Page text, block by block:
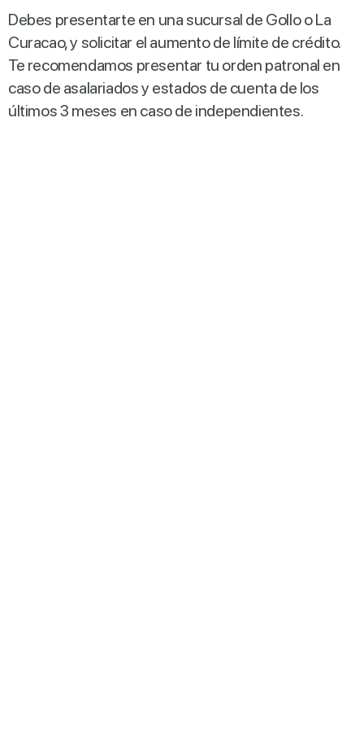
Debes presentarte en una sucursal de Gollo o La
Curacao, y solicitar el aumento de límite de crédito.
Te recomendamos presentar tu orden patronal en
caso de asalariados y estados de cuenta de los
últimos 3 meses en caso de independientes.